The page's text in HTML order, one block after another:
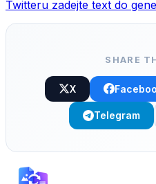
Twitteru zadejte text do
SHARE
X
Telegram